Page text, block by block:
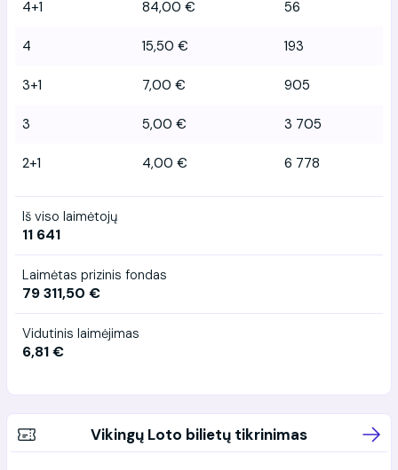
4+1 84,00 € 56
4 15,50 € 193
3+1 7,00 € 905
3 5,00 € 3 705
2+1 4,00 € 6 778
Iš viso laimėtojų
11 641
Laimėtas prizinis fondas
79 311,50 €
Vidutinis laimėjimas
6,81 €
Vikingų Loto bilietų tikrinimas